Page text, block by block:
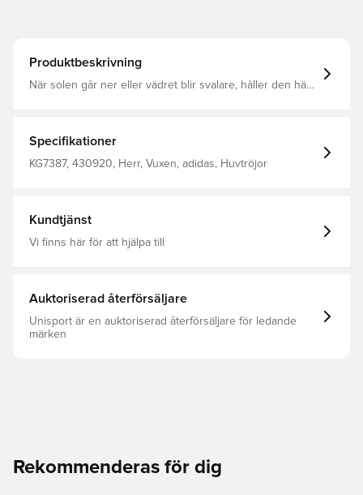
Produktbeskrivning
När solen går ner eller vädret blir svalare, håller den här
slogan ger en sportig touch. Huva Huvudmaterial: 71%
Bomull / 29% Polyester(100% Återvunnen) / Resårstickad
Del: 95% Bomull / 5% Elastan
Specifikationer
KG7387, 430920, Herr, Vuxen, adidas, Huvtröjor
Kundtjänst
Vi finns här för att hjälpa till
Auktoriserad återförsäljare
Unisport är en auktoriserad återförsäljare för ledande
märken
Rekommenderas för dig